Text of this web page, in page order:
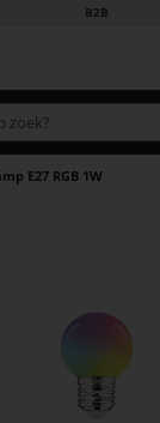
B2B
E27 RGB 1W